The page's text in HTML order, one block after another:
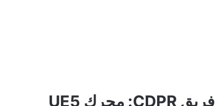
فريق CDPR: محرك UE5